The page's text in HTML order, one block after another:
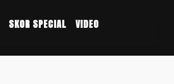
SKOR SPECIAL VIDEO